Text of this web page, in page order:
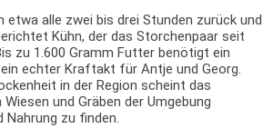
etwa alle zwei bis drei Stunden zurück und
Kühn, der das Storchenpaar seit
zu 1.600 Gramm Futter benötigt ein
echter Kraftakt für Antje und Georg.
in der Region scheint das
und Gräben der Umgebung
Nahrung zu finden.